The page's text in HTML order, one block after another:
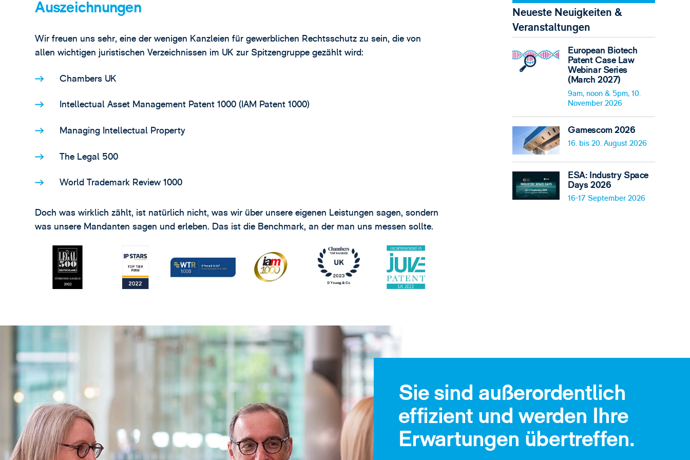
Auszeichnungen
Wir freuen uns sehr, eine der wenigen Kanzleien für gewerblichen Rechtsschutz zu sein, die von
allen wichtigen juristischen Verzeichnissen im UK zur Spitzengruppe gezählt wird:
Chambers UK
Intellectual Asset Management Patent 1000 (IAM Patent 1000)
Managing Intellectual Property
The Legal 500
World Trademark Review 1000
Doch was wirklich zählt, ist natürlich nicht, was wir über unsere eigenen Leistungen sagen, sondern
was unsere Mandanten sagen und erleben. Das ist die Benchmark, an der man uns messen sollte.
Neueste Neuigkeiten &
Veranstaltungen
European Biotech
Patent Case Law
Webinar Series
(March 2027)
9am, noon & 5pm, 10.
November 2026
Gamescom 2026
16. bis 20. August 2026
ESA: Industry Space
Days 2026
16-17 September 2026
Sie sind außerordentlich
effizient und werden Ihre
Erwartungen übertreffen.